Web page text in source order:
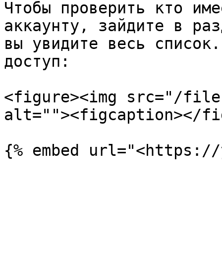
Чтобы проверить кто
аккаунту, зайдите в
вы увидите весь
доступ:
<figure><img src="/files/
alt=""><figcaption></